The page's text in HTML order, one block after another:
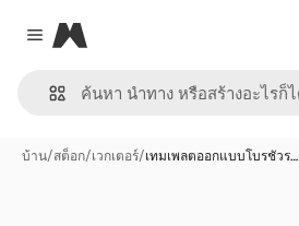
Close menu
Magnific
บ้าน/สต็อก/เวกเตอร์/เทมเพลตออกแบบโบรชัวร…